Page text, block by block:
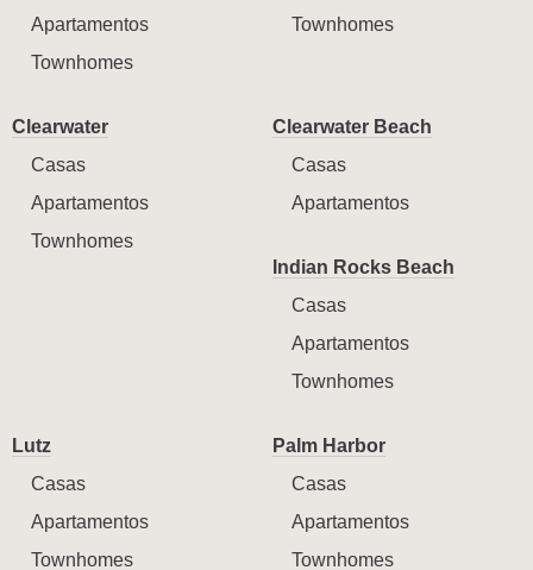
Apartamentos
Townhomes
Townhomes
Clearwater
Casas
Apartamentos
Townhomes
Clearwater Beach
Casas
Apartamentos
Indian Rocks Beach
Casas
Apartamentos
Townhomes
Lutz
Casas
Apartamentos
Townhomes
Palm Harbor
Casas
Apartamentos
Townhomes